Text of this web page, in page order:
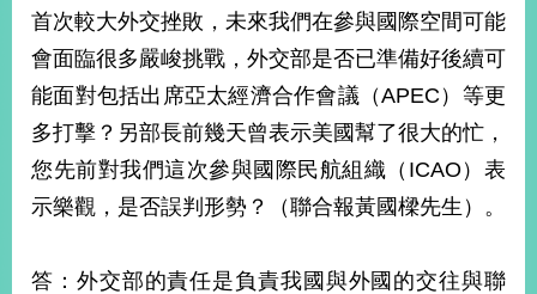
首次較大外交挫敗，未來我們在參與國際空間可能
會面臨很多嚴峻挑戰，外交部是否已準備好後續可
能面對包括出席亞太經濟合作會議（APEC）等更
多打擊？另部長前幾天曾表示美國幫了很大的忙，
您先前對我們這次參與國際民航組織（ICAO）表
示樂觀，是否誤判形勢？（聯合報黃國樑先生）。
答：外交部的責任是負責我國與外國的交往與聯